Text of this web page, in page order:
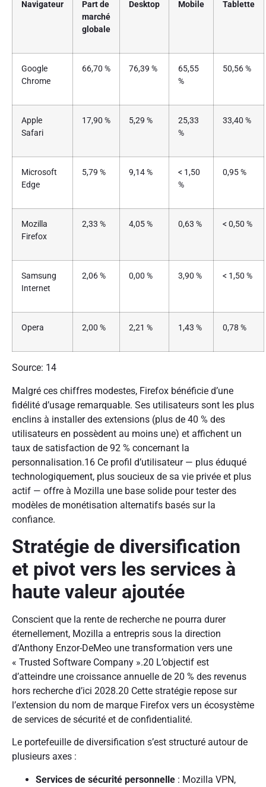
Navigateur
Part de
marché
globale
Desktop Mobile Tablette
Google
Chrome
66,70 % 76,39 %
65,55
%
50,56 %
Apple
Safari
17,90 % 5,29 %
25,33
%
33,40 %
Microsoft
Edge
5,79 % 9,14 %
< 1,50
%
0,95 %
Mozilla
Firefox
2,33 % 4,05 % 0,63 % < 0,50 %
Samsung
Internet
2,06 % 0,00 % 3,90 % < 1,50 %
Opera 2,00 % 2,21 % 1,43 % 0,78 %
Source: 14
Malgré ces chiffres modestes, Firefox bénéficie d’une
fidélité d’usage remarquable. Ses utilisateurs sont les plus
enclins à installer des extensions (plus de 40 % des
utilisateurs en possèdent au moins une) et affichent un
taux de satisfaction de 92 % concernant la
personnalisation.16 Ce profil d’utilisateur — plus éduqué
technologiquement, plus soucieux de sa vie privée et plus
actif — offre à Mozilla une base solide pour tester des
modèles de monétisation alternatifs basés sur la
confiance.
Stratégie de diversification
et pivot vers les services à
haute valeur ajoutée
Conscient que la rente de recherche ne pourra durer
éternellement, Mozilla a entrepris sous la direction
d’Anthony Enzor-DeMeo une transformation vers une
« Trusted Software Company ».20 L’objectif est
d’atteindre une croissance annuelle de 20 % des revenus
hors recherche d’ici 2028.20 Cette stratégie repose sur
l’extension du nom de marque Firefox vers un écosystème
de services de sécurité et de confidentialité.
Le portefeuille de diversification s’est structuré autour de
plusieurs axes :
Services de sécurité personnelle : Mozilla VPN,